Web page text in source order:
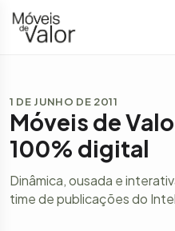
1 DE JUNHO DE 2011
Móveis de
100% digital
Dinâmica, ousada e
time de publicações do